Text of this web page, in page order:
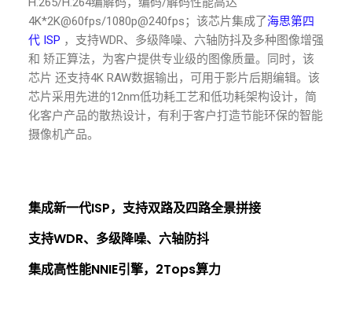
4K*2K@60fps/1080p@240fps；该芯片集成了海思第四
代 ISP ，支持WDR、多级降噪、六轴防抖及多种图像增强
和 矫正算法，为客户提供专业级的图像质量。同时，该
芯片 还支持4K RAW数据输出，可用于影片后期编辑。该
芯片采用先进的12nm低功耗工艺和低功耗架构设计，简
化客户产品的散热设计，有利于客户打造节能环保的智能
摄像机产品。
集成新一代ISP，支持双路及四路全景拼接
支持WDR、多级降噪、六轴防抖
集成高性能NNIE引擎，2Tops算力